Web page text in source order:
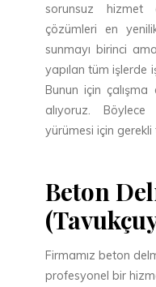
sorunsuz hizmet
çözümleri en
sunmayı birinci
yapılan tüm işlerde
Bunun için
alıyoruz.
yürümesi için
Beton
Firmamız beton
profesyonel bir